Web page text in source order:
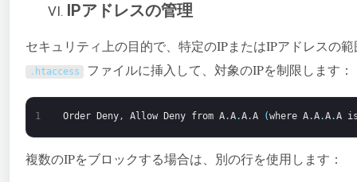
IPアドレスの管理
セキュリティ上の目的で、特定のIPまたはIPアドレスの
. htaccess ファイルに挿入して、対象のIPを制限します：
1 Order Deny, Allow Deny from A.A.A.A (where A.A.A.A
複数のIPをブロックする場合は、別の行を使用します：